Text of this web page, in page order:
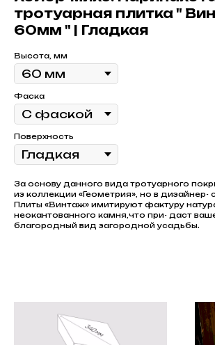
тротуарная плитка "
60мм " | Гладкая
Высота, мм
Фаска
Поверхность
За основу данного вида тротуарного
из коллекции «Геометрия», но в дизайнер-
Плиты «Винтаж» имитируют фактуру
неокантованного камня,что при- даст
благородный вид загородной усадьбы.